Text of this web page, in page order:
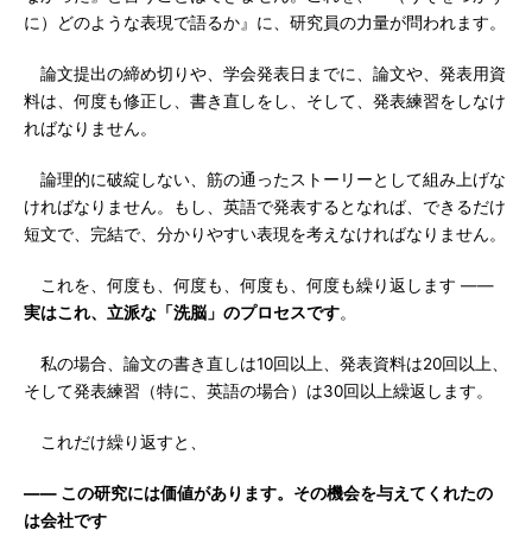
に）どのような表現で語るか』に、研究員の力量が問われます。
論文提出の締め切りや、学会発表日までに、論文や、発表用資
料は、何度も修正し、書き直しをし、そして、発表練習をしなけ
ればなりません。
論理的に破綻しない、筋の通ったストーリーとして組み上げな
ければなりません。もし、英語で発表するとなれば、できるだけ
短文で、完結で、分かりやすい表現を考えなければなりません。
これを、何度も、何度も、何度も、何度も繰り返します ――
実はこれ、立派な「洗脳」のプロセスです。
私の場合、論文の書き直しは10回以上、発表資料は20回以上、
そして発表練習（特に、英語の場合）は30回以上繰返します。
これだけ繰り返すと、
―― この研究には価値があります。その機会を与えてくれたの
は会社です